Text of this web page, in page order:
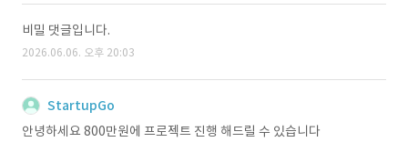
비밀 댓글입니다.
2026.06.06. 오후 20:03
StartupGo
안녕하세요 800만원에 프로젝트 진행 해드릴 수 있습니다